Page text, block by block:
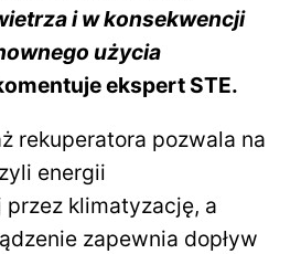
i w konsekwencji
użycia
ekspert STE.
rekuperatora pozwala na
energii
klimatyzację, a
zapewnia dopływ